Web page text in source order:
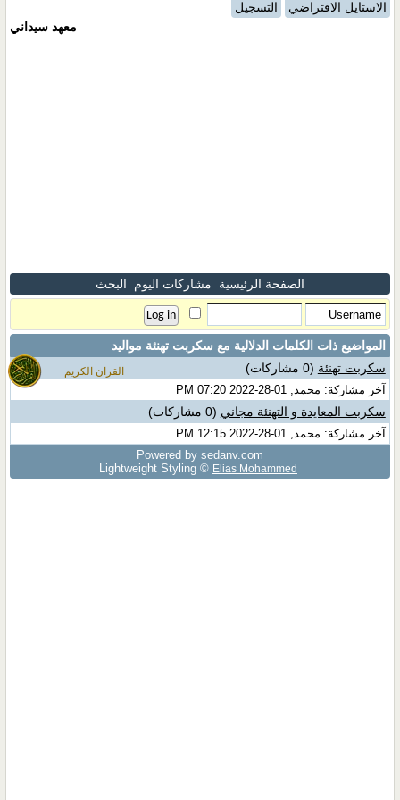
القران الكريم
الاستايل الافتراضي
التسجيل
معهد سيداني
الصفحة الرئيسية مشاركات اليوم البحث
المواضيع ذات الكلمات الدلالية مع سكربت تهنئة مواليد
سكربت تهنئة (0 مشاركات)
آخر مشاركة: محمد, 01-28-2022 07:20 PM
سكربت المعايدة و التهنئة مجاني (0 مشاركات)
آخر مشاركة: محمد, 01-28-2022 12:15 PM
Powered by sedany.com
Lightweight Styling © Elias Mohammed